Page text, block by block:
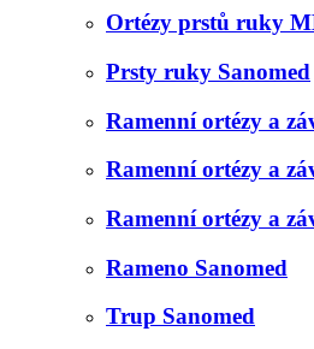
Ortézy prstů ruky
Prsty ruky Sanomed
Ramenní ortézy a
Ramenní ortézy a
Ramenní ortézy a
Rameno Sanomed
Trup Sanomed